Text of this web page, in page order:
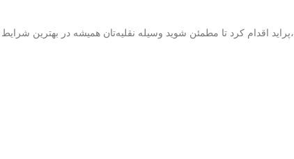
به طور کلی تست خرابی اتصالات و اجزای مختلف نظیر واتر پلنگداز پیچیده نیست و می‌توان با رعایت نکات بالا درباره تمامی مدل‌های مشابه مانند پژو 206 ،405 ،پراید اقدام کرد تا مطمئن شوید وسیله نقلیه‌تان همیشه در بهترین شرایط